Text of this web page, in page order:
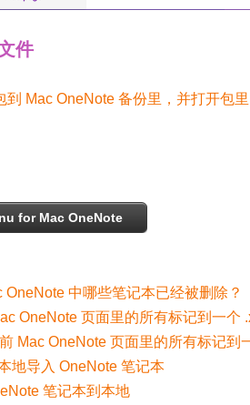
件
到 Mac OneNote 备份里，并打开包
for Mac OneNote
OneNote 中哪些笔记本已经被删除？
OneNote 页面里的所有标记到一个
Mac OneNote 页面里的所有标记到
地导入 OneNote 笔记本
笔记本到本地